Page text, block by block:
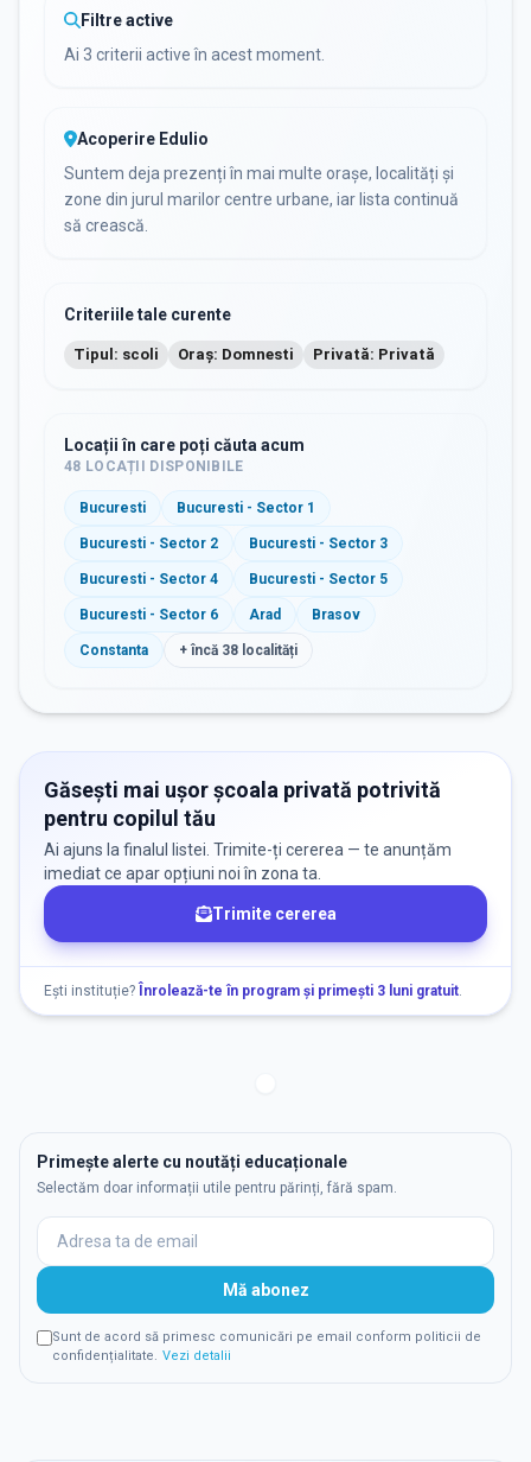
Filtre active
Ai 3 criterii active în acest moment.
Acoperire Edulio
Suntem deja prezenți în mai multe orașe, localități și
zone din jurul marilor centre urbane, iar lista continuă
să crească.
Criteriile tale curente
Tipul: scoli Oraș: Domnesti Privată: Privată
Locații în care poți căuta acum
48 LOCAȚII DISPONIBILE
Bucuresti Bucuresti - Sector 1
Bucuresti - Sector 2 Bucuresti - Sector 3
Bucuresti - Sector 4 Bucuresti - Sector 5
Bucuresti - Sector 6 Arad Brasov
Constanta + încă 38 localități
Găsești mai ușor școala privată potrivită
pentru copilul tău
Ai ajuns la finalul listei. Trimite-ți cererea — te anunțăm
imediat ce apar opțiuni noi în zona ta.
Trimite cererea
Ești instituție? Înrolează-te în program și primești 3 luni gratuit.
Primește alerte cu noutăți educaționale
Selectăm doar informații utile pentru părinți, fără spam.
Mă abonez
Sunt de acord să primesc comunicări pe email conform politicii de
confidențialitate. Vezi detalii